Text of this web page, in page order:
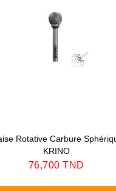
Rotative Carbure
KRINO
Prix
76,700 TND